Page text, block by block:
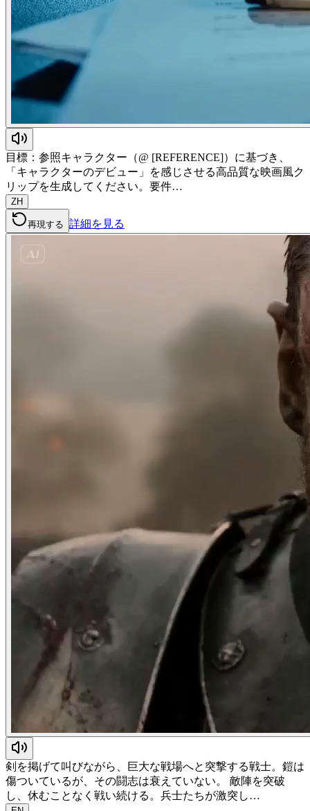
目標：参照キャラクター（@ [REFERENCE]）に基づき、
「キャラクターのデビュー」を感じさせる高品質な映画風ク
リップを生成してください。要件…
ZH
再現する 詳細を見る
剣を掲げて叫びながら、巨大な戦場へと突撃する戦士。鎧は
傷ついているが、その闘志は衰えていない。 敵陣を突破
し、休むことなく戦い続ける。兵士たちが激突し…